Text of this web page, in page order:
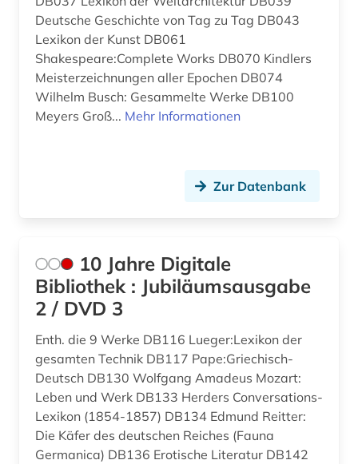
anden (1)
andreas (1)
anfänge - 1965 (1)
anglo-amerikanische beziehungen (1)
anne frank (1)
anschrift (1)
ansichtskarte (1)
ansichtspostkarte (4)
antarktika (1)
antarktis (2)
Ungarn (25)
Vatikanstadt (3)
Zypern (2)
Deutsche Geschichte von Tag zu Tag DB043
Lexikon der Kunst DB061
Shakespeare:Complete Works DB070 Kindlers
Meisterzeichnungen aller Epochen DB074
Wilhelm Busch: Gesammelte Werke DB100
Meyers Groß... Mehr Informationen
Zur Datenbank
10 Jahre Digitale
Bibliothek : Jubiläumsausgabe
2 / DVD 3
Enth. die 9 Werke DB116 Lueger:Lexikon der
gesamten Technik DB117 Pape:Griechisch-
Deutsch DB130 Wolfgang Amadeus Mozart:
Leben und Werk DB133 Herders Conversations-
Lexikon (1854-1857) DB134 Edmund Reitter:
Die Käfer des deutschen Reiches (Fauna
Germanica) DB136 Erotische Literatur DB142